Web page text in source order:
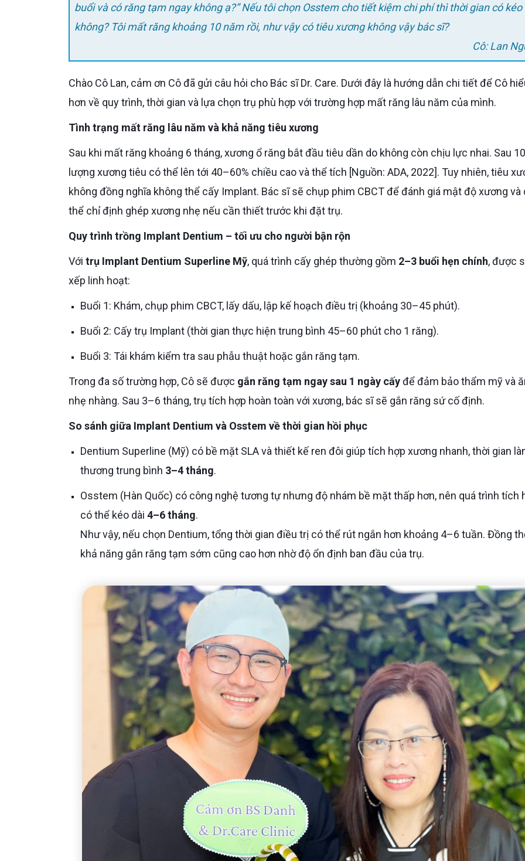
buổi và có răng tạm ngay không ạ?” Nếu tôi chọn Osstem cho tiết kiệm chi phí thì thời gian có kéo
không? Tôi mất răng khoảng 10 năm rồi, như vậy có tiêu xương không vậy bác sĩ?
Cô: Lan
Chào Cô Lan, cảm ơn Cô đã gửi câu hỏi cho Bác sĩ Dr. Care. Dưới đây là hướng dẫn chi tiết để Cô hiểu rõ
hơn về quy trình, thời gian và lựa chọn trụ phù hợp với trường hợp mất răng lâu năm của mình.
Tình trạng mất răng lâu năm và khả năng tiêu xương
Sau khi mất răng khoảng 6 tháng, xương ổ răng bắt đầu tiêu dần do không còn chịu lực nhai. Sau 10 năm,
lượng xương tiêu có thể lên tới 40–60% chiều cao và thể tích [Nguồn: ADA, 2022]. Tuy nhiên, tiêu
không đồng nghĩa không thể cấy Implant. Bác sĩ sẽ chụp phim CBCT để đánh giá mật độ xương và
thể chỉ định ghép xương nhẹ nếu cần thiết trước khi đặt trụ.
Quy trình trồng Implant Dentium – tối ưu cho người bận rộn
Với trụ Implant Dentium Superline Mỹ, quá trình cấy ghép thường gồm 2–3 buổi hẹn chính, được
xếp linh hoạt:
Buổi 1: Khám, chụp phim CBCT, lấy dấu, lập kế hoạch điều trị (khoảng 30–45 phút).
Buổi 2: Cấy trụ Implant (thời gian thực hiện trung bình 45–60 phút cho 1 răng).
Buổi 3: Tái khám kiểm tra sau phẫu thuật hoặc gắn răng tạm.
Trong đa số trường hợp, Cô sẽ được gắn răng tạm ngay sau 1 ngày cấyđể đảm bảo thẩm mỹ và
nhẹ nhàng. Sau 3–6 tháng, trụ tích hợp hoàn toàn với xương, bác sĩ sẽ gắn răng sứ cố định.
So sánh giữa Implant Dentium và Osstem về thời gian hồi phục
Dentium Superline (Mỹ) có bề mặt SLA và thiết kế ren đôi giúp tích hợp xương nhanh, thời gian lành
thương trung bình 3–4 tháng.
Osstem (Hàn Quốc) có công nghệ tương tự nhưng độ nhám bề mặt thấp hơn, nên quá trình tích hợp
có thể kéo dài 4–6 tháng.
Như vậy, nếu chọn Dentium, tổng thời gian điều trị có thể rút ngắn hơn khoảng 4–6 tuần. Đồng
khả năng gắn răng tạm sớm cũng cao hơn nhờ độ ổn định ban đầu của trụ.